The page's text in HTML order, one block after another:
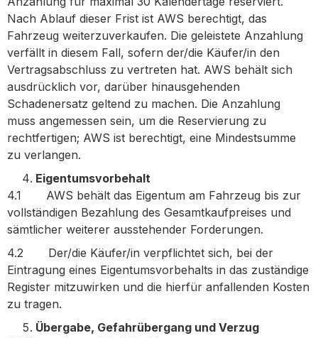
Nach Ablauf dieser Frist ist AWS berechtigt, das
Fahrzeug weiterzuverkaufen. Die geleistete Anzahlung
verfällt in diesem Fall, sofern der/die Käufer/in den
Vertragsabschluss zu vertreten hat. AWS behält sich
ausdrücklich vor, darüber hinausgehenden
Schadenersatz geltend zu machen. Die Anzahlung
muss angemessen sein, um die Reservierung zu
rechtfertigen; AWS ist berechtigt, eine Mindestsumme
zu verlangen.
Eigentumsvorbehalt
4.1 AWS behält das Eigentum am Fahrzeug bis zur
vollständigen Bezahlung des Gesamtkaufpreises und
sämtlicher weiterer ausstehender Forderungen.
4.2 Der/die Käufer/in verpflichtet sich, bei der
Eintragung eines Eigentumsvorbehalts in das zuständige
Register mitzuwirken und die hierfür anfallenden Kosten
zu tragen.
Übergabe, Gefahrübergang und Verzug